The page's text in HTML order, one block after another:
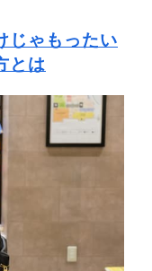
じゃもったい
とは